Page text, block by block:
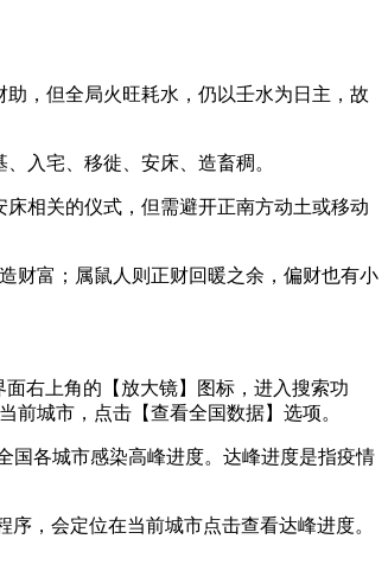
，但全局火旺耗水，仍以壬水为日主，故
入宅、移徙、安床、造畜稠。
相关的仪式，但需避开正南方动土或移动
财富；属鼠人则正财回暖之余，偏财也有小
右上角的【放大镜】图标，进入搜索功
城市，点击【查看全国数据】选项。
国各城市感染高峰进度。达峰进度是指疫情
，会定位在当前城市点击查看达峰进度。